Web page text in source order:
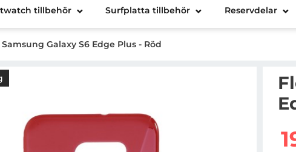
tillbehör Surfplatta tillbehör Reservdelar
Galaxy S6 Edge Plus - Röd
med